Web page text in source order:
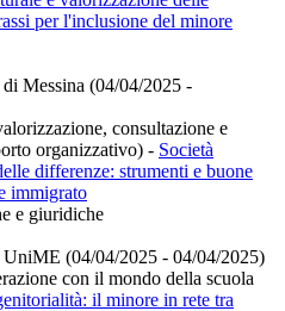
per l'inclusione del minore
Messina (04/04/2025 -
consultazione e
organizzativo) - Società
differenze: strumenti e buone
immigrato
e giuridiche
(04/04/2025 - 04/04/2025)
con il mondo della scuola
il minore in rete tra